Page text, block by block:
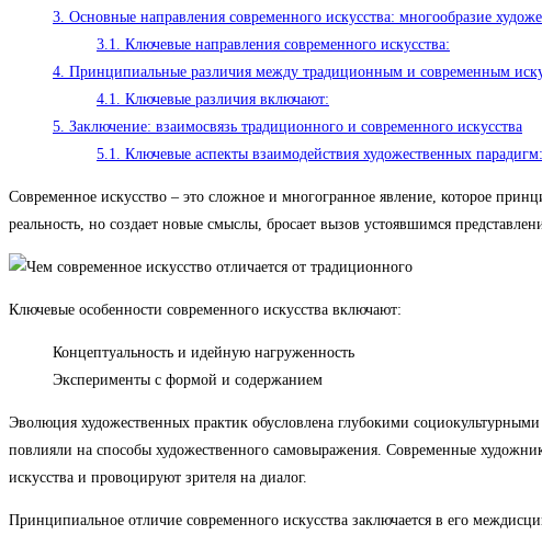
3. Основные направления современного искусства: многообразие
3.1. Ключевые направления современного искусства:
4. Принципиальные различия между традиционным и современным
4.1. Ключевые различия включают:
5. Заключение: взаимосвязь традиционного и современного искусства
5.1. Ключевые аспекты взаимодействия художественных парадигм:
Современное искусство – это сложное и многогранное явление, которое
реальность, но создает новые смыслы, бросает вызов устоявшимся
Ключевые особенности современного искусства включают:
Концептуальность и идейную нагруженность
Эксперименты с формой и содержанием
Эволюция художественных практик обусловлена глубокими
повлияли на способы художественного самовыражения. Современные
искусства и провоцируют зрителя на диалог.
Принципиальное отличие современного искусства заключается в его